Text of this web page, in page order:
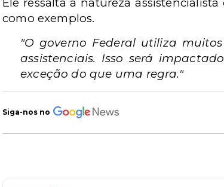
como exemplos.
"O governo Federal utiliza
assistenciais. Isso será
exceção do que uma regra."
Siga-nos no